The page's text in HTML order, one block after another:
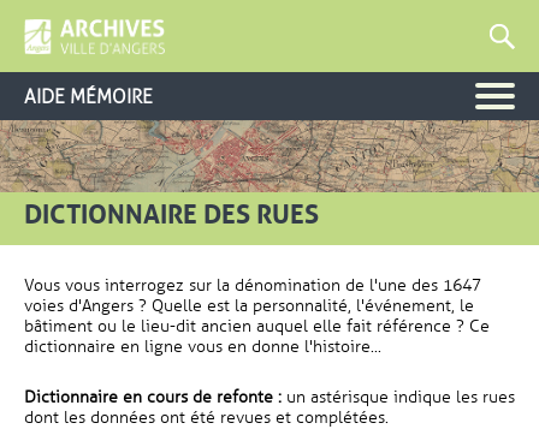
AIDE MÉMOIRE
DICTIONNAIRE DES RUES
Vous vous interrogez sur la dénomination de l'une des 1647
voies d'Angers ? Quelle est la personnalité, l'événement, le
bâtiment ou le lieu-dit ancien auquel elle fait référence ? Ce
dictionnaire en ligne vous en donne l'histoire...
Dictionnaire en cours de refonte : un astérisque indique les rues
dont les données ont été revues et complétées.